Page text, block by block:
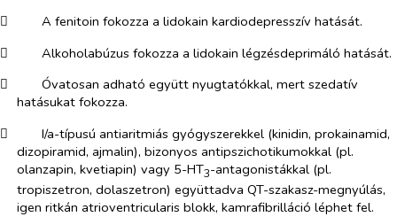
​
A fenitoin fokozza a lidokain kardiodepresszív hatását.
​
Alkoholabúzus fokozza a lidokain légzésdeprimáló hatását.
​
Óvatosan adható együtt nyugtatókkal, mert szedatív
hatásukat fokozza.
​
I/a-típusú antiaritmiás gyógyszerekkel (kinidin, prokainamid,
dizopiramid, ajmalin), bizonyos antipszichotikumokkal (pl.
olanzapin, kvetiapin) vagy 5-HT3-antagonistákkal (pl.
tropiszetron, dolaszetron) együttadva QT-szakasz-megnyúlás,
igen ritkán atrioventricularis blokk, kamrafibrilláció léphet fel.